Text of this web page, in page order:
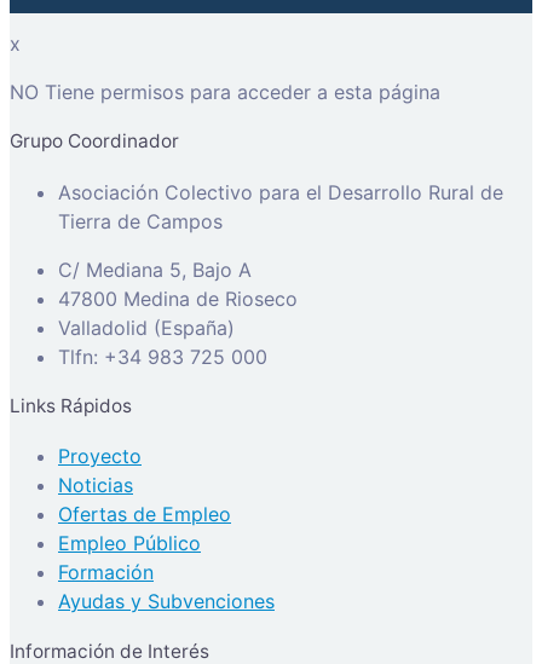
x
NO Tiene permisos para acceder a esta página
Grupo Coordinador
Asociación Colectivo para el Desarrollo Rural de
Tierra de Campos
C/ Mediana 5, Bajo A
47800 Medina de Rioseco
Valladolid (España)
Tlfn: +34 983 725 000
Links Rápidos
Proyecto
Noticias
Ofertas de Empleo
Empleo Público
Formación
Ayudas y Subvenciones
Información de Interés